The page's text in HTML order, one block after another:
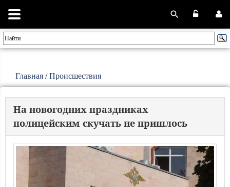
Главная /Происшествия
На новогодних праздниках
полицейским скучать не пришлось